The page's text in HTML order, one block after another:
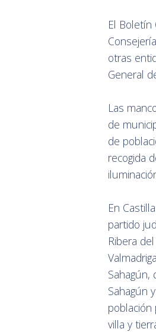
El Boletín
otras
General
Las
de
de
recogida
En
partido
Ribera
Sahagún
villa y